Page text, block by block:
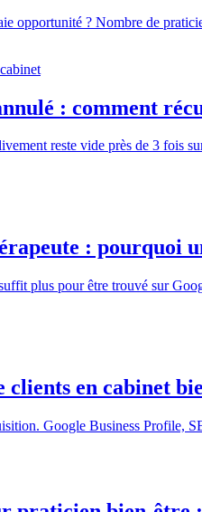
opportunité ? Nombre de
: comment
reste vide près de 3 fois
: pourquoi
plus pour être trouvé sur
en cabinet
Google Business Profile,